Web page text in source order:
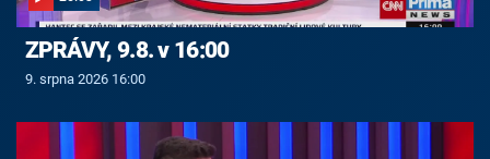
ZPRÁVY, 9.8. v 16:00
9. srpna 2026 16:00